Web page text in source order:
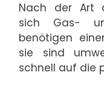
Nach der Art
sich Gas-
benötigen
sie sind
schnell auf die